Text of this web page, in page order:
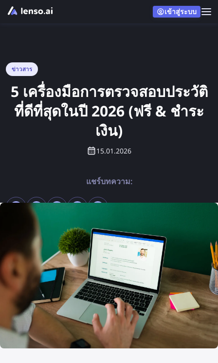
เข้าสู่ระบบ
ข่าวสาร
5 เครื่องมือการตรวจสอบประวัติ
ที่ดีที่สุดในปี 2026 (ฟรี & ชำระ
เงิน)
15.01.2026
แชร์บทความ: